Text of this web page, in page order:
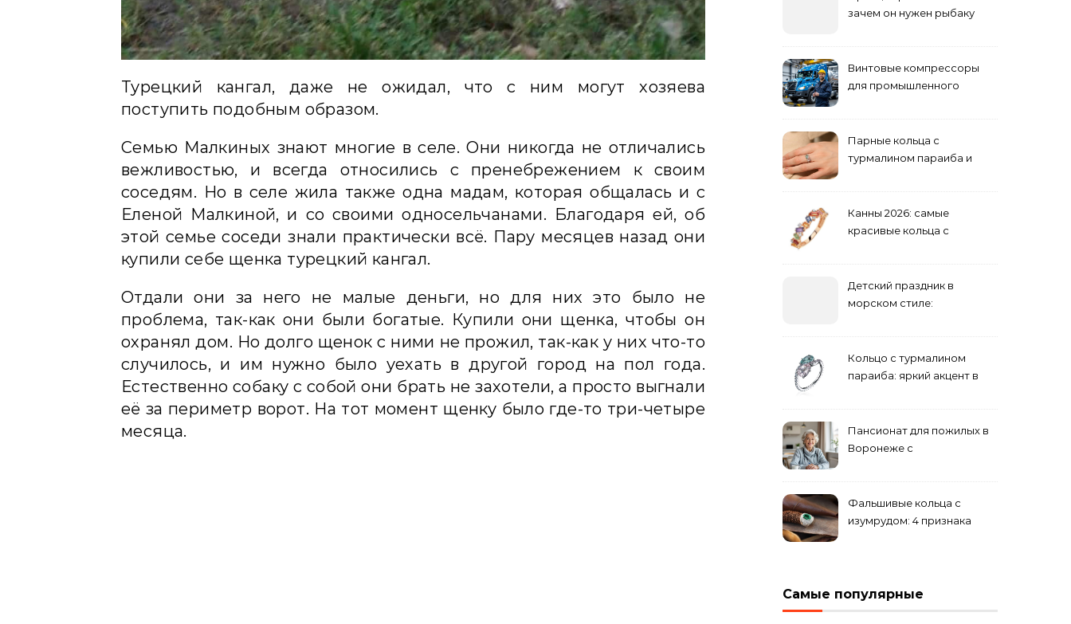
Турецкий кангал, даже не ожидал, что с ним могут хозяева
поступить подобным образом.
Семью Малкиных знают многие в селе. Они никогда не отличались
вежливостью, и всегда относились с пренебрежением к своим
соседям. Но в селе жила также одна мадам, которая общалась и с
Еленой Малкиной, и со своими односельчанами. Благодаря ей, об
этой семье соседи знали практически всё. Пару месяцев назад они
купили себе щенка турецкий кангал.
Отдали они за него не малые деньги, но для них это было не
проблема, так-как они были богатые. Купили они щенка, чтобы он
охранял дом. Но долго щенок с ними не прожил, так-как у них что-то
случилось, и им нужно было уехать в другой город на пол года.
Естественно собаку с собой они брать не захотели, а просто выгнали
её за периметр ворот. На тот момент щенку было где-то три-четыре
месяца.
зачем он нужен рыбаку
Винтовые компрессоры
для промышленного
Парные кольца с
турмалином параиба и
Канны 2026: самые
красивые кольца с
Детский праздник в
морском стиле:
Кольцо с турмалином
параиба: яркий акцент в
Пансионат для пожилых в
Воронеже с
Фальшивые кольца с
изумрудом: 4 признака
Самые популярные